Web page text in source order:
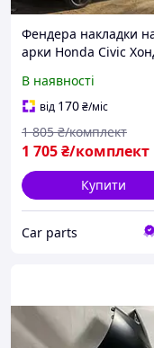
Фендера накладки
арки Honda Civic
Абс пластик
В наявності
від 170₴/міс
1 705₴/комплект
1 805 ₴/комплект
Купити
Сar parts